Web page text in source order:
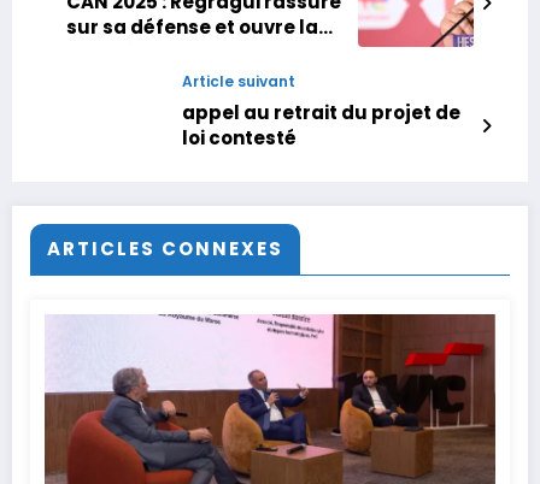
sur sa défense et ouvre la
Article suivant
appel au retrait du projet de
loi contesté
ARTICLES CONNEXES